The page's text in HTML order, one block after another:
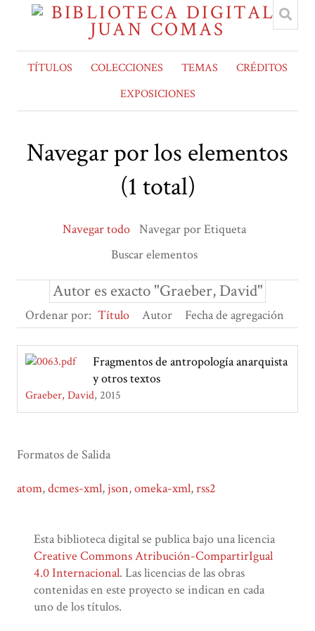
TÍTULOS COLECCIONES TEMAS
CRÉDITOS
EXPOSICIONES
Navegar por los elementos
(1 total)
Navegar todo Navegar por Etiqueta
Buscar elementos
Autor es exacto "Graeber, David"
Ordenar por: Título Autor Fecha de agregación
Fragmentos de antropología anarquista
y otros textos
Graeber, David 2015
Formatos de Salida
atom,dcmes-xml, json,omeka-xml,rss2
Esta biblioteca digital se publica bajo una licencia
Creative Commons Atribución-CompartirIgual
4.0 Internacional. Las licencias de las obras
contenidas en este proyecto se indican en cada
uno de los títulos.